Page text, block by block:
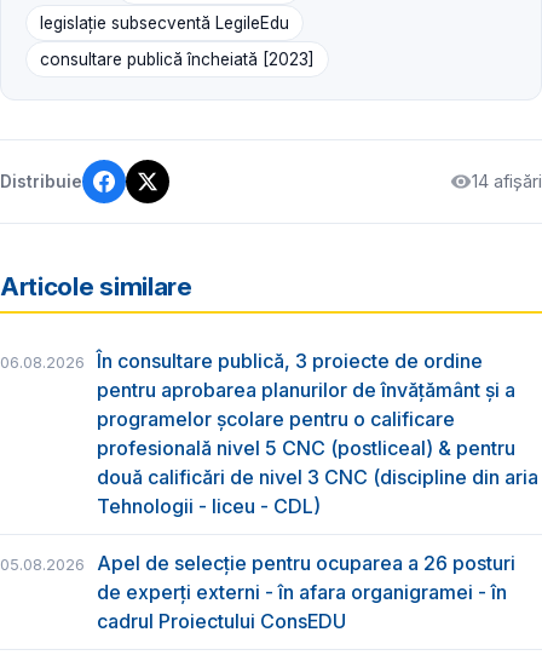
legislație subsecventă LegileEdu
consultare publică încheiată [2023]
Distribuie 14 afișări
Articole similare
06.08.2026
În consultare publică, 3 proiecte de ordine
pentru aprobarea planurilor de învățământ și a
programelor școlare pentru o calificare
profesională nivel 5 CNC (postliceal) & pentru
două calificări de nivel 3 CNC (discipline din aria
Tehnologii - liceu - CDL)
05.08.2026
Apel de selecție pentru ocuparea a 26 posturi
de experți externi - în afara organigramei - în
cadrul Proiectului ConsEDU